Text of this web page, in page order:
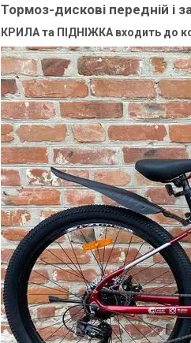
Тормоз-дискові передній і
КРИЛА та ПІДНІЖКА входить до